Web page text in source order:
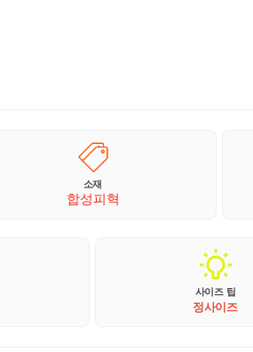
소재
합성피혁
사이즈 팁
정사이즈